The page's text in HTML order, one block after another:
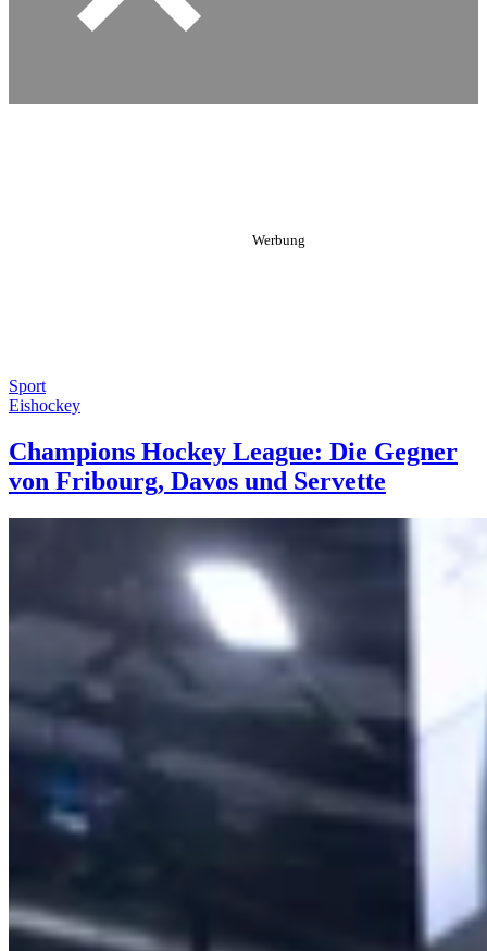
Sport
Eishockey
Champions Hockey League: Die Gegner
von Fribourg, Davos und Servette